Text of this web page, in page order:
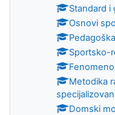
Standard i
Osnovi
Sportsko-
Metodika
Domski